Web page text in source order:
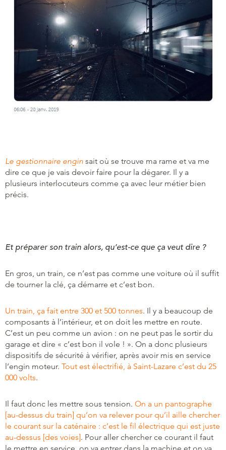
Le gestionnaire engin sait où se trouve ma rame et va me
dire ce que je vais devoir faire pour la dégarer. Il y a
plusieurs interlocuteurs comme ça avec leur métier bien
précis.
Et préparer son train alors, qu’est-ce que ça veut dire ?
En gros, un train, ce n’est pas comme une voiture où il suffit
de tourner la clé, ça démarre et c’est bon.
Un train, ça fait entre 300 et 500 tonnes. Il y a beaucoup de
composants à l’intérieur, et on doit les mettre en route.
C’est un peu comme un avion : on ne peut pas le sortir du
garage et dire « c’est bon il vole ! ». On a donc plusieurs
dispositifs de sécurité à vérifier, après avoir mis en service
l’engin moteur. Tout est électrifié, à Saint-Lazare c’est du 25
000 volts.
Il faut donc les mettre sous tension. On a un pantographe
[au-dessus du train] qu’on va relever pour qu’il aille chercher
le courant sur la caténaire : c’est le fil électrique qui est juste
au-dessus [des voies]. Pour aller chercher ce courant il faut
le mettre en service, on va entrer dans la machine et on va